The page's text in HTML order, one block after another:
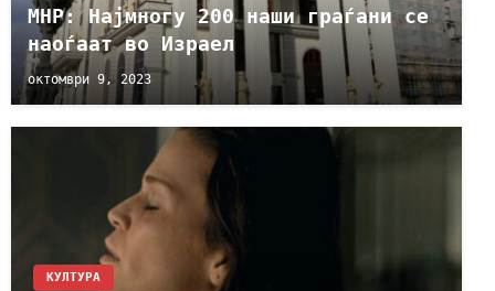
МНР: Најмногу 200 наши граѓани се
наоѓаат во Израел
октомври 9, 2023
КУЛТУРА